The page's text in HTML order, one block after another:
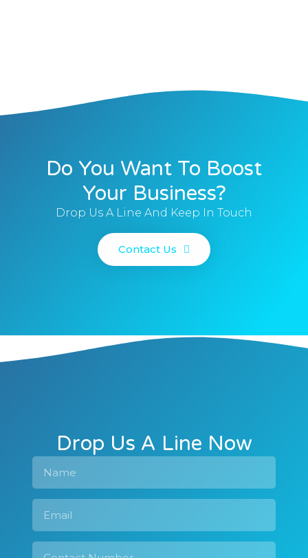
Do You Want To Boost
Your Business?
Drop Us A Line And Keep In Touch
Contact Us
Drop Us A Line Now